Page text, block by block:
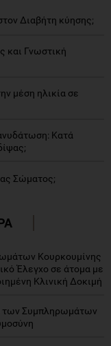
Διαβήτη κύησης;
και Γνωστική
μέση ηλικία σε
Κατά
Σώματος;
Κουρκουμίνης
Έλεγχο σε άτομα με
Κλινική Δοκιμή
των Συμπληρωμάτων